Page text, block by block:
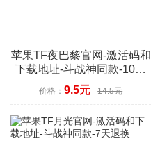
苹果TF夜巴黎官网-激活码和
下载地址-斗战神同款-10天
退换
价格：9.5元 14.5元